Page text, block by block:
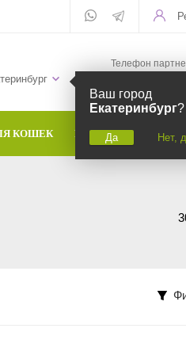
Ваш город
Екатеринбург?
Да Нет,
Телефон
КОШЕК БРЕНДЫ